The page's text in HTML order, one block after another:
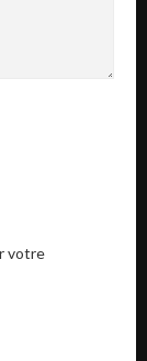
votre